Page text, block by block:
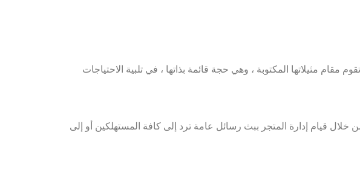
مقام مثيلاتها المكتوبة ، وهي حجة قائمة بذاتها ، في تلبية الاحتياجات
خلال قيام إدارة المتجر ببث رسائل عامة ترد إلى كافة المستهلكين أو إلى